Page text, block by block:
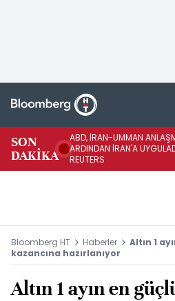
SON
DAKİKA
ABD, İRAN-UMMAN
ARDINDAN İRAN'A
REUTERS
Bloomberg HT Haberler
Altın 1
kazancına hazırlanıyor
Altın 1 ayın en